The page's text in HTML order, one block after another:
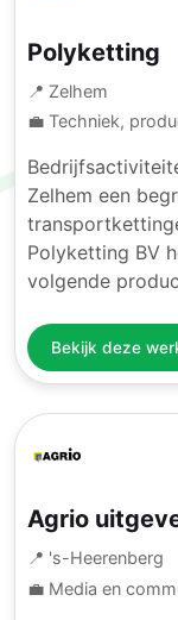
Polyketting
📍 Zelhem
💼 Techniek,
Zelhem een
Polyketting BV
volgende
Bekijk deze
Agrio
📍 's-Heerenberg
💼 Media en